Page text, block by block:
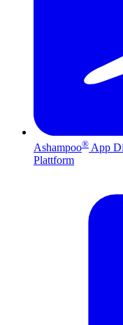
Ashampoo® App
Plattform